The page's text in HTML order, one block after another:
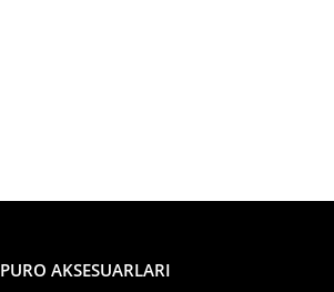
PURO AKSESUARLARI